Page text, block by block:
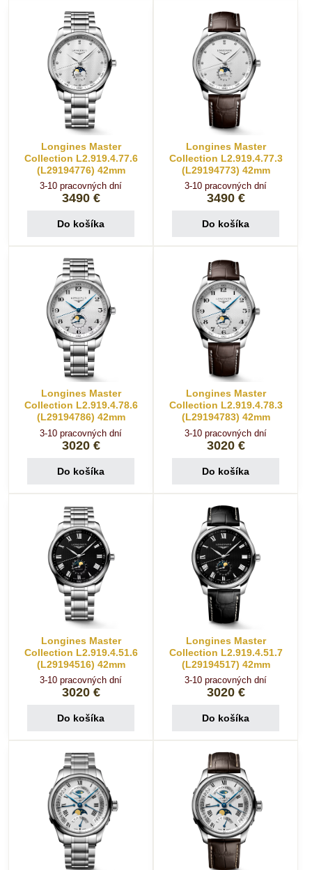
Longines Master
Collection L2.919.4.77.6
(L29194776) 42mm
3-10 pracovných dní
3490 €
Do košíka
Longines Master
Collection L2.919.4.77.3
(L29194773) 42mm
3-10 pracovných dní
3490 €
Do košíka
Longines Master
Collection L2.919.4.78.6
(L29194786) 42mm
3-10 pracovných dní
3020 €
Do košíka
Longines Master
Collection L2.919.4.78.3
(L29194783) 42mm
3-10 pracovných dní
3020 €
Do košíka
Longines Master
Collection L2.919.4.51.6
(L29194516) 42mm
3-10 pracovných dní
3020 €
Do košíka
Longines Master
Collection L2.919.4.51.7
(L29194517) 42mm
3-10 pracovných dní
3020 €
Do košíka